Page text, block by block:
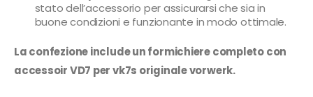
stato dell’accessorio per assicurarsi che sia in
buone condizioni e funzionante in modo ottimale.
La confezione include un formichiere completo con
accessoir VD7 per vk7s originale vorwerk.